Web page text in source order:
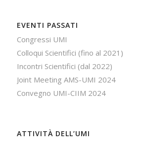
EVENTI PASSATI
Congressi UMI
Colloqui Scientifici (fino al 2021)
Incontri Scientifici (dal 2022)
Joint Meeting AMS-UMI 2024
Convegno UMI-CIIM 2024
ATTIVITÀ DELL’UMI